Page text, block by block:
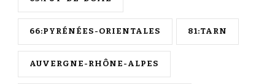
66:PYRÉNÉES-ORIENTALES 81:TARN
AUVERGNE-RHÔNE-ALPES